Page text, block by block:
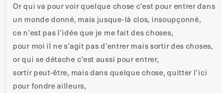
Or qui va pour voir quelque chose c’est pour entrer dans
un monde donné, mais jusque-là clos, insoupçonné,
ce n’est pas l’idée que je me fait des choses,
pour moi il ne s’agit pas d’entrer mais sortir des choses,
or qui se détache c’est aussi pour entrer,
sortir peut-être, mais dans quelque chose, quitter l’ici
pour fondre ailleurs,